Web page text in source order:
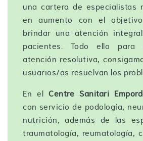
una cartera de especialistas
en aumento con el
brindar una atención
pacientes. Todo ello
atención resolutiva,
usuarios/as resuelvan los
En el Centre Sanitari
con servicio de podología,
nutrición, además de las
traumatología, reumatología,